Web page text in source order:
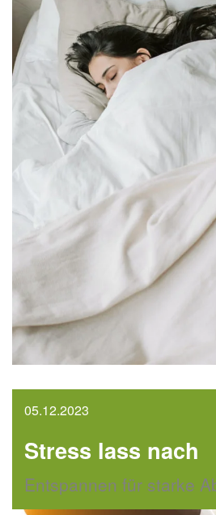
05.12.2023
Stress lass nach
Entspannen für starke